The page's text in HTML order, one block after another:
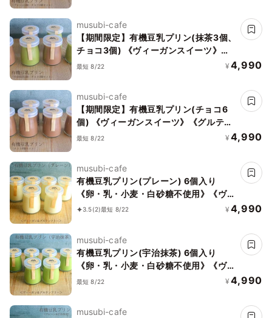
musubi-cafe
【期間限定】有機豆乳プリン(抹茶3個、
チョコ3個) 《ヴィーガンスイーツ》
《グルテンフリー》
最短 8/22 ¥ 4,990
musubi-cafe
【期間限定】有機豆乳プリン(チョコ6
個) 《ヴィーガンスイーツ》《グルテン
フリー》
最短 8/22 ¥ 4,990
musubi-cafe
有機豆乳プリン(プレーン) 6個入り
《卵・乳・小麦・白砂糖不使用》《ヴィ
ーガンスイーツ》《グルテンフリー》
3.5(2)最短 8/22 ¥ 4,990
musubi-cafe
有機豆乳プリン(宇治抹茶) 6個入り
《卵・乳・小麦・白砂糖不使用》《ヴィ
ーガンスイーツ》《グルテンフリー》
最短 8/22 ¥ 4,990
musubi-cafe